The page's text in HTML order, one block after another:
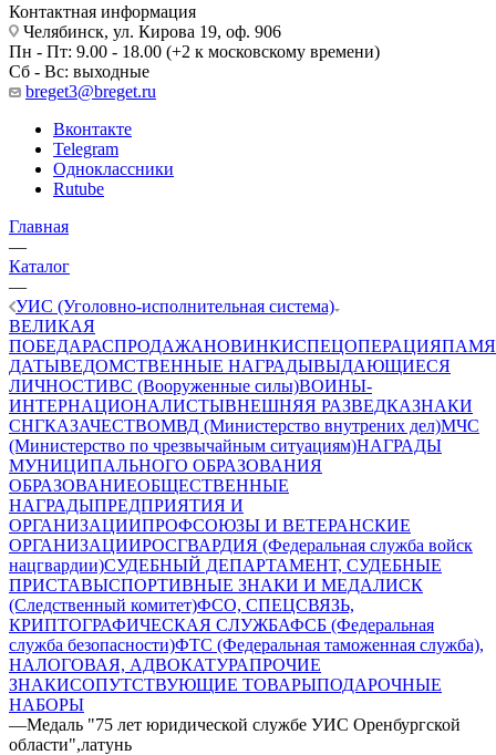
Контактная информация
Челябинск, ул. Кирова 19, оф. 906
Пн - Пт: 9.00 - 18.00 (+2 к московскому времени)
Сб - Вс: выходные
breget3@breget.ru
Вконтакте
Telegram
Одноклассники
Rutube
Главная
—
Каталог
—
УИС (Уголовно-исполнительная система)
ВЕЛИКАЯ
ПОБЕДАРАСПРОДАЖАНОВИНКИСПЕЦОПЕРАЦИЯ
ДАТЫВЕДОМСТВЕННЫЕ НАГРАДЫВЫДАЮЩИЕСЯ
ЛИЧНОСТИВС (Вооруженные силы)ВОИНЫ-
ИНТЕРНАЦИОНАЛИСТЫВНЕШНЯЯ РАЗВЕДКАЗНАКИ
СНГКАЗАЧЕСТВОМВД (Министерство внутрених дел)МЧС
(Министерство по чрезвычайным ситуациям)НАГРАДЫ
МУНИЦИПАЛЬНОГО ОБРАЗОВАНИЯ
ОБРАЗОВАНИЕОБЩЕСТВЕННЫЕ
НАГРАДЫПРЕДПРИЯТИЯ И
ОРГАНИЗАЦИИПРОФСОЮЗЫ И ВЕТЕРАНСКИЕ
ОРГАНИЗАЦИИРОСГВАРДИЯ (Федеральная служба войск
нацгвардии)СУДЕБНЫЙ ДЕПАРТАМЕНТ, СУДЕБНЫЕ
ПРИСТАВЫСПОРТИВНЫЕ ЗНАКИ И МЕДАЛИСК
(Следственный комитет)ФСО, СПЕЦСВЯЗЬ,
КРИПТОГРАФИЧЕСКАЯ СЛУЖБАФСБ (Федеральная
служба безопасности)ФТС (Федеральная таможенная служба),
НАЛОГОВАЯ, АДВОКАТУРАПРОЧИЕ
ЗНАКИСОПУТСТВУЮЩИЕ ТОВАРЫПОДАРОЧНЫЕ
НАБОРЫ
—Медаль "75 лет юридической службе УИС Оренбургской
области",латунь